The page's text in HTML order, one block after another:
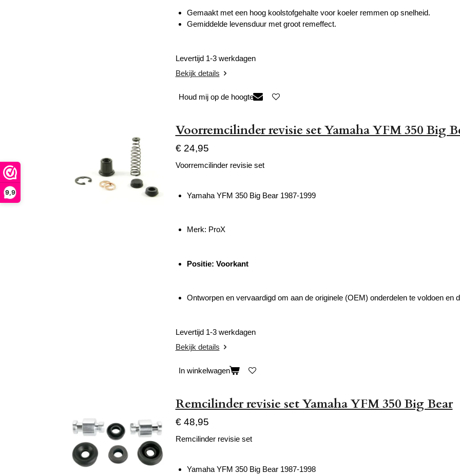
9,9
Gemaakt met een hoog koolstofgehalte voor koeler remmen op snelheid.
Gemiddelde levensduur met groot remeffect.
Levertijd 1-3 werkdagen
Bekijk details
Houd mij op de hoogte
Voorremcilinder revisie set Yamaha YFM 350 Big
€ 24,95
Voorremcilinder revisie set
Yamaha YFM 350 Big Bear 1987-1999
Merk: ProX
Positie: Voorkant
Ontworpen en vervaardigd om aan de originele (OEM) onderdelen te voldoen en
Levertijd 1-3 werkdagen
Bekijk details
In winkelwagen
Remcilinder revisie set Yamaha YFM 350 Big Bear
€ 48,95
Remcilinder revisie set
Yamaha YFM 350 Big Bear 1987-1998